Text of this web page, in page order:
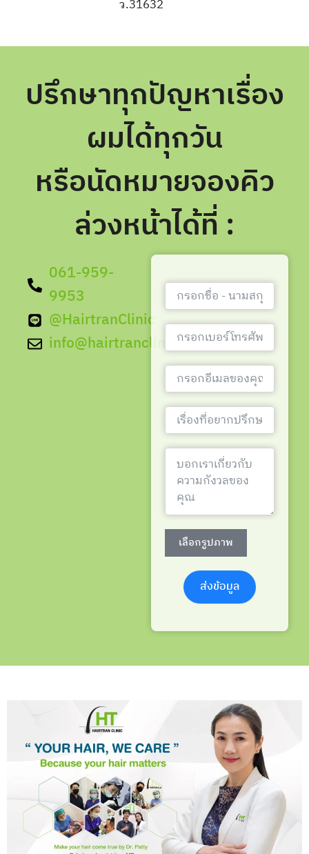
ว.31632
ปรึกษาทุกปัญหาเรื่อง
ผมได้ทุกวัน
หรือนัดหมายจองคิว
ล่วงหน้าได้ที่ :
061-959-
9953
@HairtranClinic
info@hairtranclinic.com
เลือกรูปภาพ
ส่งข้อมูล